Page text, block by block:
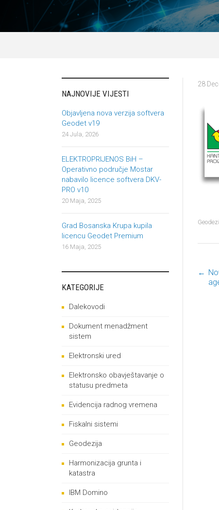
28
←
NAJNOVIJE VIJESTI
Objavljena nova verzija softvera
Geodet v19
24 Jula, 2026
ELEKTROPRIJENOS BiH –
Operativno područje Mostar
nabavilo licence softvera DKV-
PRO v10
20 Maja, 2025
Grad Bosanska Krupa kupila
licencu Geodet Premium
16 Maja, 2025
KATEGORIJE
Dalekovodi
Dokument menadžment
sistem
Elektronski ured
Elektronsko obavještavanje o
statusu predmeta
Evidencija radnog vremena
Fiskalni sistemi
Geodezija
Harmonizacija grunta i
katastra
IBM Domino